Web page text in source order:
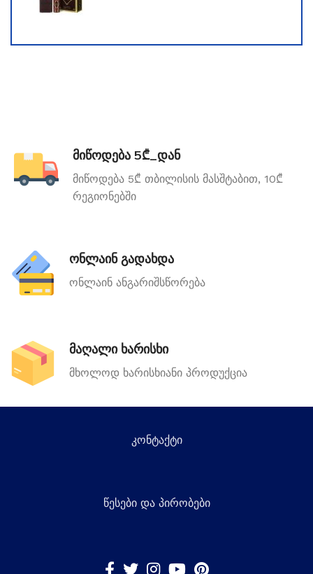
მიწოდება 5₾_დან
მიწოდება 5₾ თბილისის მასშტაბით, 10₾
რეგიონებში
ონლაინ გადახდა
ონლაინ ანგარიშსწორება
მაღალი ხარისხი
მხოლოდ ხარისხიანი პროდუქცია
კონტაქტი
წესები და პირობები